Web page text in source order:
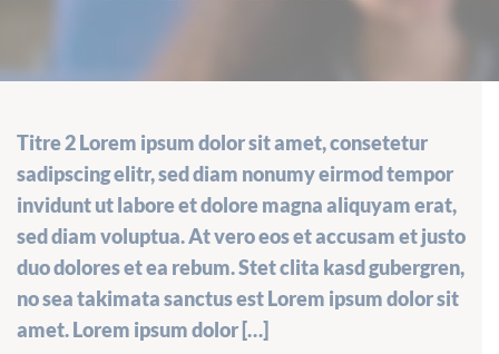
Titre 2 Lorem ipsum dolor sit amet, consetetur
sadipscing elitr, sed diam nonumy eirmod tempor
invidunt ut labore et dolore magna aliquyam erat,
sed diam voluptua. At vero eos et accusam et justo
duo dolores et ea rebum. Stet clita kasd gubergren,
no sea takimata sanctus est Lorem ipsum dolor sit
amet. Lorem ipsum dolor […]